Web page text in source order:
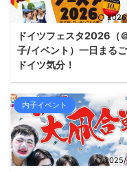
ドイツフェスタ2026（
子/イベント）一日まる
ドイツ気分！
内子イベント
2025/